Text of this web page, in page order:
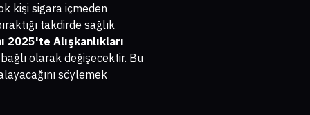
kişi sigara içmeden
takdirde sağlık
2025'te Alışkanlıkları
olarak değişecektir. Bu
söylemek